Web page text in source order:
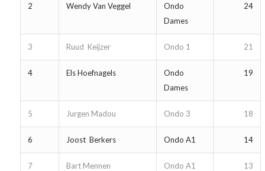
2 Wendy Van Veggel
Ondo
Dames
24
3 Ruud Keijzer Ondo 1 21
4 Els Hoefnagels
Ondo
Dames
19
5 Jurgen Madou Ondo 3 18
6 Joost Berkers Ondo A1 14
7 Bart Mennen Ondo A1 13